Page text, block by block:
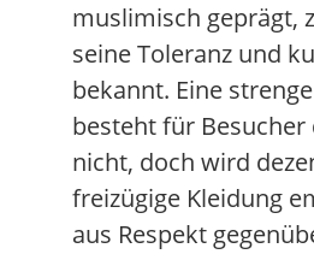
muslimisch geprägt,
seine Toleranz und
bekannt. Eine
besteht für Besucher
nicht, doch wird
freizügige Kleidung
aus Respekt